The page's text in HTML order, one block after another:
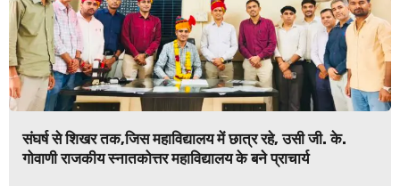
संघर्ष से शिखर तक,जिस महाविद्यालय में छात्र रहे, उसी जी. के.
गोवाणी राजकीय स्नातकोत्तर महाविद्यालय के बने प्राचार्य